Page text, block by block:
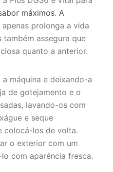
máximos. A
apenas prolonga a vida
também assegura que
quanto a anterior.
máquina e deixando-a
de gotejamento e o
lavando-os com
e seque
colocá-los de volta.
o exterior com um
com aparência fresca.